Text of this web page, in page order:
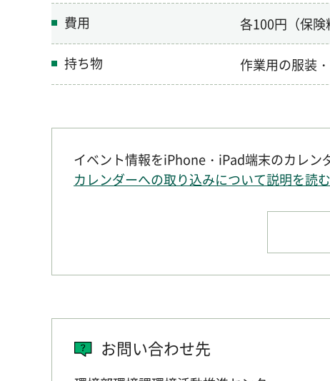
費用 各100円（保険
持ち物 作業用の服装
イベント情報をiPhone・iPad端末のカレン
カレンダーへの取り込みについて説明を読む
お問い合わせ先